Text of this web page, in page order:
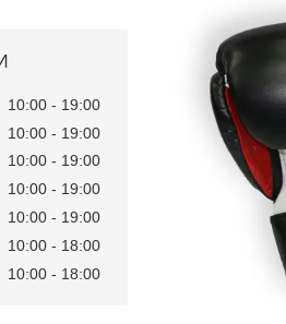
10:00 19:00
10:00 19:00
10:00 19:00
10:00 19:00
10:00 19:00
10:00 18:00
10:00 18:00